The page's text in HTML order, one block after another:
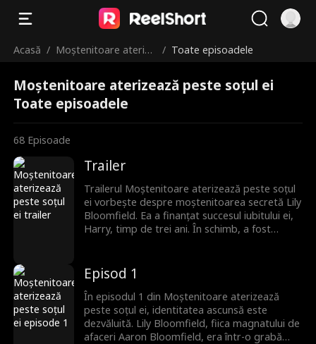
Acasă / Moștenitoare aterize
/ Toate episoadele
Moștenitoare aterizează peste soțul ei
Toate episoadele
68 Episoade
Trailer
Trailerul Moștenitoare aterizează peste soțul
ei vorbește despre moștenitoarea secretă Lily
Bloomfield. Ea a finanțat succesul iubitului ei,
Harry, timp de trei ani. În schimb, a fost
lui. Cum își va dezvălui Lily identitatea ascunsă
și cum își va căuta răzbunarea? Urmărește
noile episoade care fac furori pentru a afla.
Episod 1
În episodul 1 din Moștenitoare aterizează
peste soțul ei, identitatea ascunsă este
dezvăluită. Lily Bloomfield, fiica magnatului de
afaceri Aaron Bloomfield, era într-o grabă